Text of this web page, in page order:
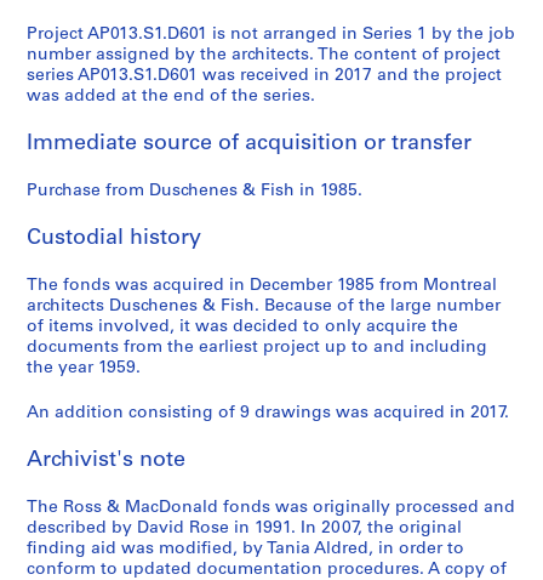
Project AP013.S1.D601 is not arranged in Series 1 by the job
number assigned by the architects. The content of project
series AP013.S1.D601 was received in 2017 and the project
was added at the end of the series.
Immediate source of acquisition or transfer
Purchase from Duschenes & Fish in 1985.
Custodial history
The fonds was acquired in December 1985 from Montreal
architects Duschenes & Fish. Because of the large number
of items involved, it was decided to only acquire the
documents from the earliest project up to and including
the year 1959.
An addition consisting of 9 drawings was acquired in 2017.
Archivist's note
The Ross & MacDonald fonds was originally processed and
described by David Rose in 1991. In 2007, the original
finding aid was modified, by Tania Aldred, in order to
conform to updated documentation procedures. A copy of